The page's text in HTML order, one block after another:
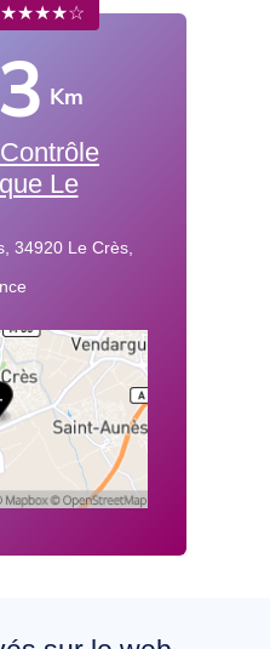
★★★★☆
Km
Le
34920 Le Crès,